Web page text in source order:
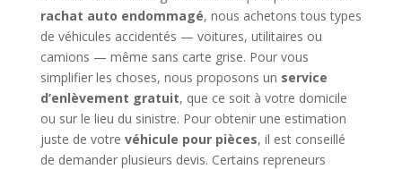
rachat auto endommagé, nous achetons tous types
de véhicules accidentés — voitures, utilitaires ou
camions — même sans carte grise. Pour vous
simplifier les choses, nous proposons un service
d’enlèvement gratuit, que ce soit à votre domicile
ou sur le lieu du sinistre. Pour obtenir une estimation
juste de votre véhicule pour pièces, il est conseillé
de demander plusieurs devis. Certains repreneurs